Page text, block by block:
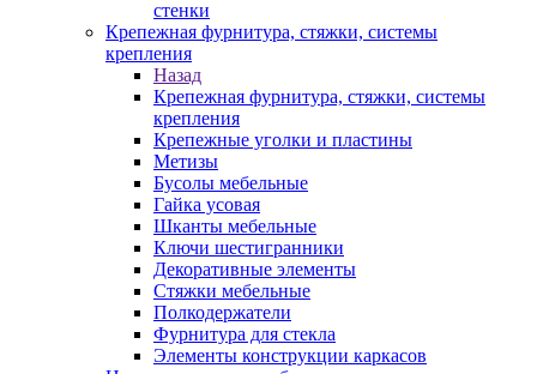
стенки
Крепежная фурнитура, стяжки, системы
крепления
Назад
Крепежная фурнитура, стяжки, системы
крепления
Крепежные уголки и пластины
Метизы
Бусолы мебельные
Гайка усовая
Шканты мебельные
Ключи шестигранники
Декоративные элементы
Стяжки мебельные
Полкодержатели
Фурнитура для стекла
Элементы конструкции каркасов